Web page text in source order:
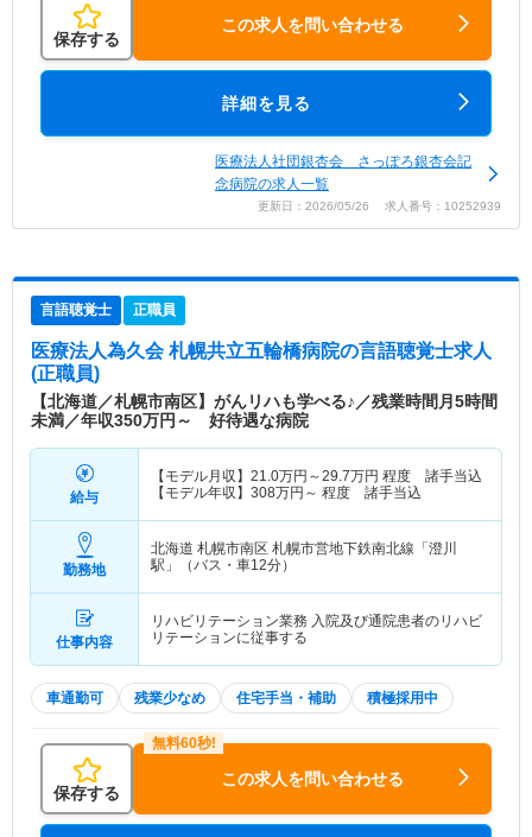
保存する
この求人を問い合わせる
詳細を見る
医療法人社団銀杏会 さっぽろ銀杏会記
念病院の求人一覧
更新日：2026/05/26 求人番号：10252939
言語聴覚士 正職員
医療法人為久会 札幌共立五輪橋病院の言語聴覚士求人
(正職員)
【北海道／札幌市南区】がんリハも学べる♪／残業時間月5時間
未満／年収350万円～ 好待遇な病院
給与
【モデル月収】 21.0万円～29.7万円 程度 諸手当込
【モデル年収】 308万円～ 程度 諸手当込
勤務地
北海道 札幌市南区 札幌市営地下鉄南北線「澄川
駅」（バス・車12分）
仕事内容
リハビリテーション業務 入院及び通院患者のリハビ
リテーションに従事する
車通勤可 残業少なめ 住宅手当・補助 積極採用中
保存する
この求人を問い合わせる